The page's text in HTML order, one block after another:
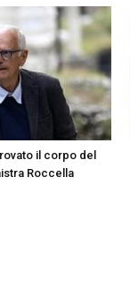
il corpo del
Roccella